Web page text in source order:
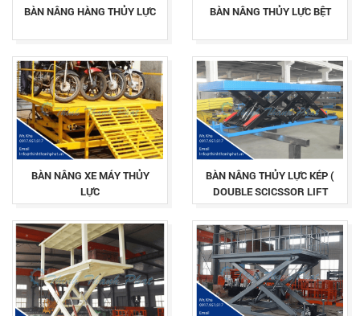
BÀN NÂNG HÀNG THỦY LỰC BÀN NÂNG THỦY LỰC BỆT
BÀN NÂNG XE MÁY THỦY
LỰC
BÀN NÂNG THỦY LỰC KÉP (
DOUBLE SCICSSOR LIFT
TABLE )